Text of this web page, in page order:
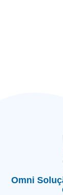
Omni